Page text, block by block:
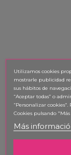
Utilizamos cookies
mostrarle publicidad
sus hábitos de
“Aceptar todas” o
“Personalizar
Cookies pulsando
Más